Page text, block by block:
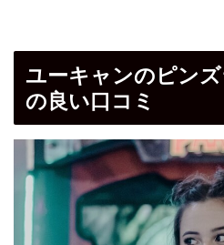
ユーキャンのピン
の良い口コミ